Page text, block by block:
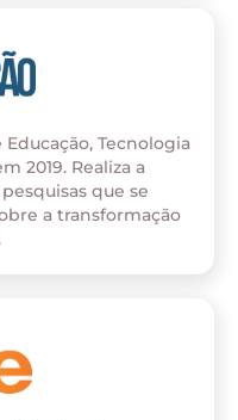
Tecnologia
2019. Realiza a
que se
a transformação